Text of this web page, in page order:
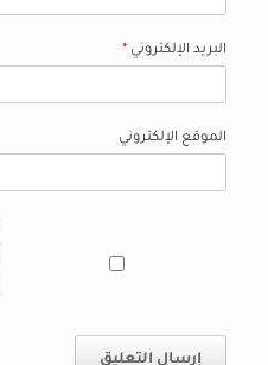
البريد الإلكتروني *
الموقع الإلكتروني